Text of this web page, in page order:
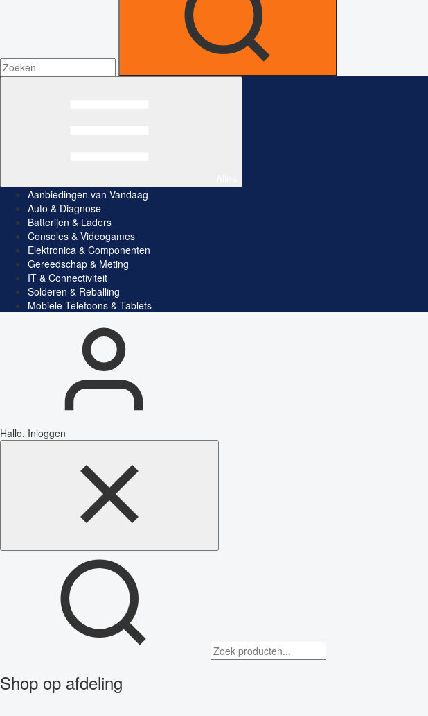
Aanbiedingen van Vandaag
Auto & Diagnose
Batterijen & Laders
Consoles & Videogames
Elektronica & Componenten
Gereedschap & Meting
IT & Connectiviteit
Solderen & Reballing
Mobiele Telefoons & Tablets
Hallo, Inloggen
Shop op afdeling